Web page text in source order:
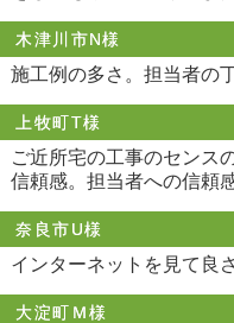
木津川市N様
施工例の多さ。担当者の
上牧町T様
ご近所宅の工事のセンス
信頼感。担当者への信頼感
奈良市U様
インターネットを見て良
大淀町Ｍ様